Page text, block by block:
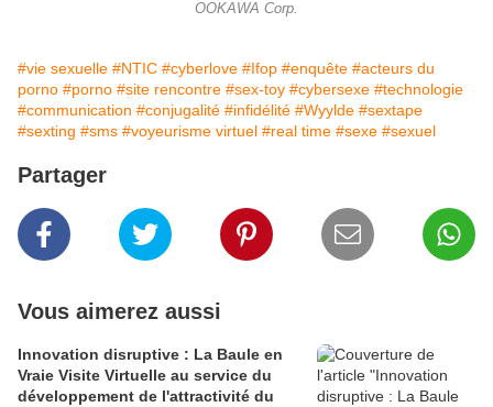
OOKAWA Corp.
#vie sexuelle #NTIC #cyberlove #Ifop #enquête #acteurs du
porno #porno #site rencontre #sex-toy #cybersexe #technologie
#communication #conjugalité #infidélité #Wyylde #sextape
#sexting #sms #voyeurisme virtuel #real time #sexe #sexuel
Partager
Vous aimerez aussi
Innovation disruptive : La Baule en
Vraie Visite Virtuelle au service du
développement de l'attractivité du